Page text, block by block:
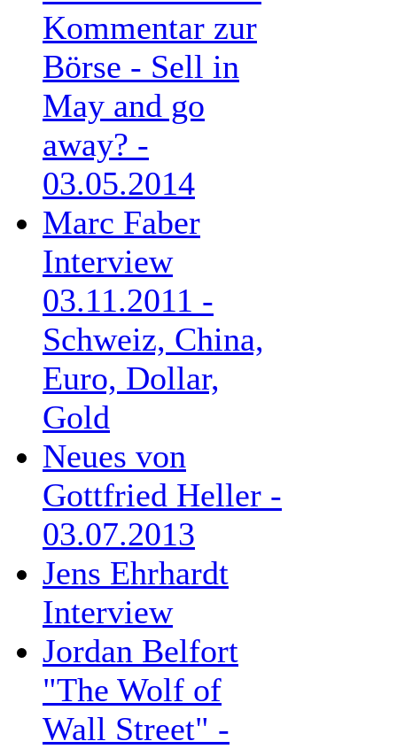
Kommentar zur
Börse - Sell in
May and go
away? -
03.05.2014
Marc Faber
Interview
03.11.2011 -
Schweiz, China,
Euro, Dollar,
Gold
Neues von
Gottfried Heller -
03.07.2013
Jens Ehrhardt
Interview
Jordan Belfort
"The Wolf of
Wall Street" -